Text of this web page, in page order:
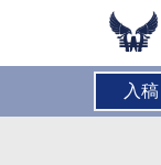
入稿